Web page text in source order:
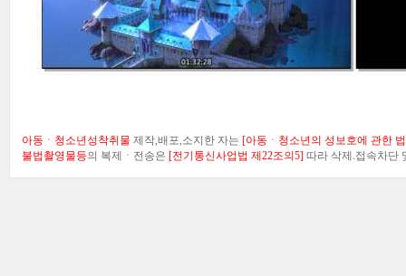
아동ㆍ청소년성착취물 제작,배포,소지한 자는 [아동ㆍ청소년의 성보호에 관한
불법촬영물등의 복제ㆍ전송은 [전기통신사업법 제22조의5] 따라 삭제.접속차단